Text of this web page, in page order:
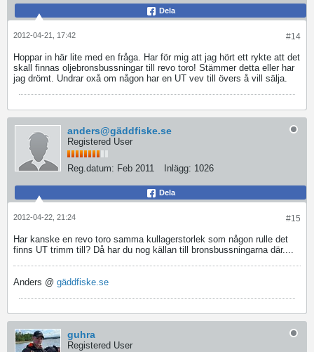
Dela
#14
2012-04-21, 17:42
Hoppar in här lite med en fråga. Har för mig att jag hört ett rykte att det
skall finnas oljebronsbussningar till revo toro! Stämmer detta eller har
jag drömt. Undrar oxå om någon har en UT vev till övers å vill sälja.
anders@gäddfiske.se
Registered User
Reg.datum: Feb 2011 Inlägg: 1026
Dela
#15
2012-04-22, 21:24
Har kanske en revo toro samma kullagerstorlek som någon rulle det
finns UT trimm till? Då har du nog källan till bronsbussningarna där....
Anders @ gäddfiske.se
guhra
Registered User